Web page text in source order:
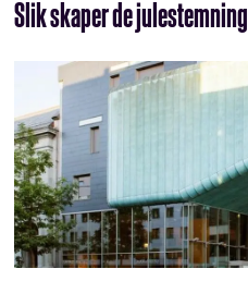
Slik skaper de julestemning